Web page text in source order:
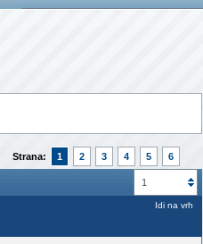
Strana: 1 2 3 4 5 6
1
Idi na vrh